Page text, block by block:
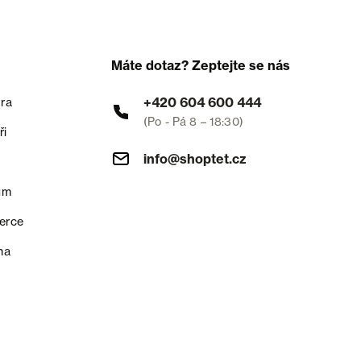
Máte dotaz? Zeptejte se nás
+420 604 600 444
(Po - Pá 8 – 18:30)
info@shoptet.cz